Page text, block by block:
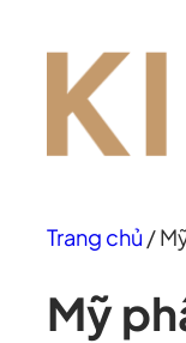
Trang chủ /
Mỹ